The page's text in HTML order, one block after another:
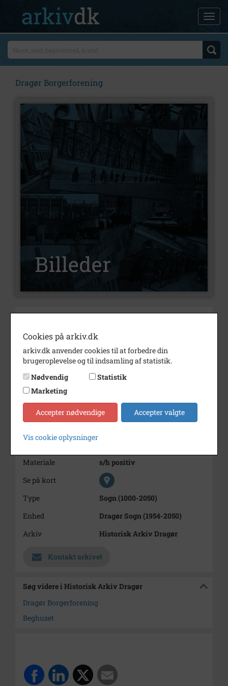
Dragør Borgerforening
Nummer
B8034
Type
Beskrivelse
"Bedestedet" nedlægges og
ombygges til Beghuset.
Bemærkning
Personer er ikke identifcerede.
Dateringsnote
Bragt i Dragør Nyt november
Materiale
s/h positiv
Se på kort
Type
Sogn (1000-2050)
Enhed
Dragør Sogn (1954-2050)
Arkiv
Historisk Arkiv Dragør
Kontakt arkivet
Søg videre i Historisk Arkiv Dragør
Dragør Borgerforening
Beghuset
Cookies på arkiv.dk
arkiv.dk anvender cookies til at forbedre din
brugeroplevelse og til indsamling af statistik.
Nødvendig
Statistik
Marketing
Accepter nødvendige Accepter valgte
Vis cookie oplysninger